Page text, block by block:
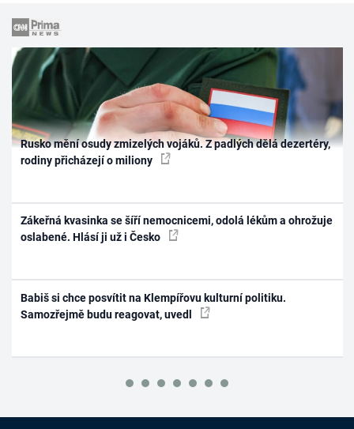
Rusko mění osudy zmizelých vojáků. Z padlých dělá dezertéry,
rodiny přicházejí o miliony
Zákeřná kvasinka se šíří nemocnicemi, odolá lékům a ohrožuje
oslabené. Hlásí ji už i Česko
Babiš si chce posvítit na Klempířovu kulturní politiku.
Samozřejmě budu reagovat, uvedl